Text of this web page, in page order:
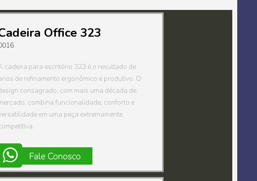
Office 323
cadeira para escritório 323 é o resultado de
de refinamento ergonômico e produtivo. O
consagrado, com mais uma década de
combina funcionalidade, conforto e
em uma peça extremamente